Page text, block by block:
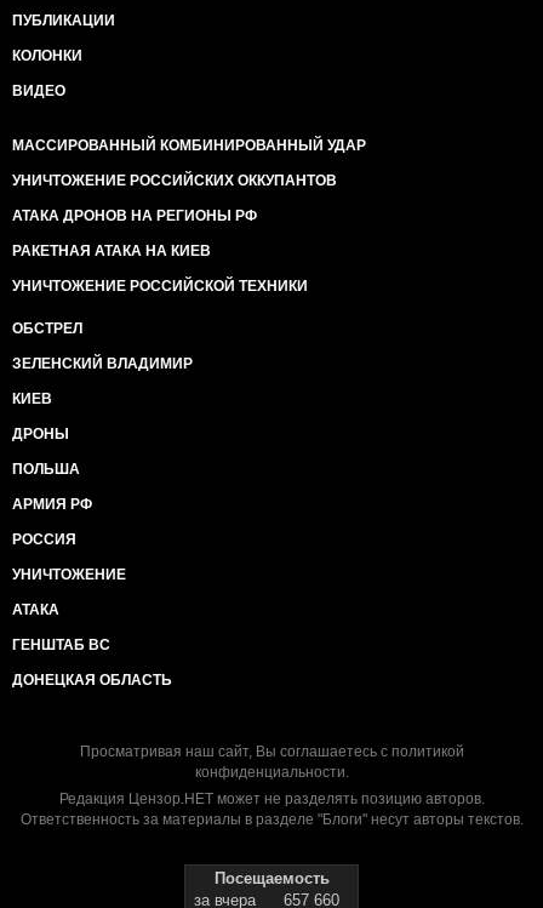
ПУБЛИКАЦИИ
КОЛОНКИ
ВИДЕО
МАССИРОВАННЫЙ КОМБИНИРОВАННЫЙ УДАР
УНИЧТОЖЕНИЕ РОССИЙСКИХ ОККУПАНТОВ
АТАКА ДРОНОВ НА РЕГИОНЫ РФ
РАКЕТНАЯ АТАКА НА КИЕВ
УНИЧТОЖЕНИЕ РОССИЙСКОЙ ТЕХНИКИ
ОБСТРЕЛ
ЗЕЛЕНСКИЙ ВЛАДИМИР
КИЕВ
ДРОНЫ
ПОЛЬША
АРМИЯ РФ
РОССИЯ
УНИЧТОЖЕНИЕ
АТАКА
ГЕНШТАБ ВС
ДОНЕЦКАЯ ОБЛАСТЬ
Просматривая наш сайт, Вы соглашаетесь с политикой
конфиденциальности.
Редакция Цензор.НЕТ может не разделять позицию авторов.
Ответственность за материалы в разделе "Блоги" несут авторы текстов.
Посещаемость
за вчера
657 660